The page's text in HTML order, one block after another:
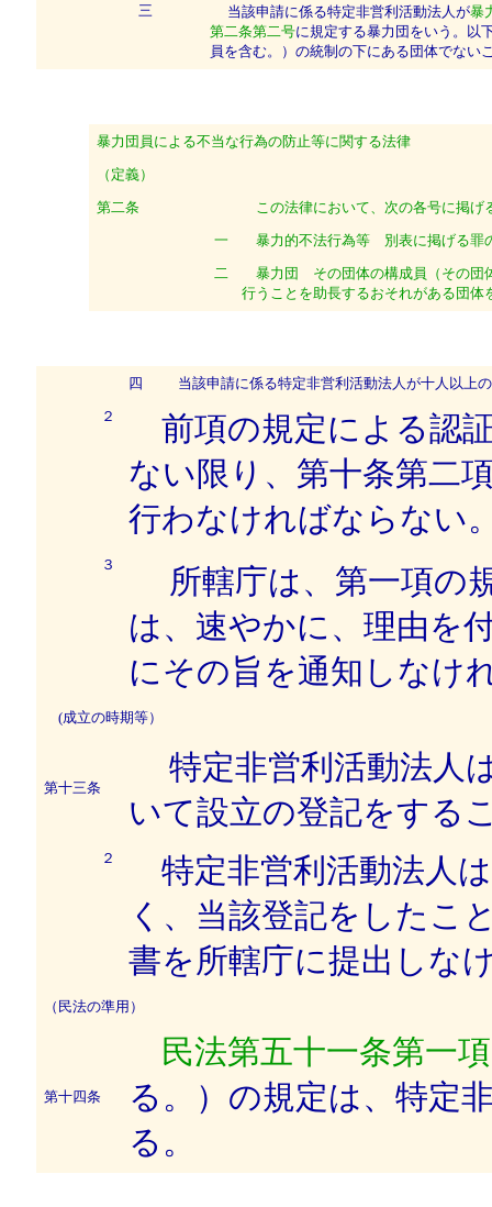
三
当該申請に係る特定非営利活動法人が暴
第二条第二号に規定する暴力団をいう。以
員を含む。）の統制の下にある団体でない
暴力団員による不当な行為の防止等に関する法律
（定義）
第二条
この法律において、次の各号に掲げ
一
暴力的不法行為等 別表に掲げる罪
二
暴力団 その団体の構成員（その団
行うことを助長するおそれがある団体
四
当該申請に係る特定非営利活動法人が十人以上
２
前項の規定による認
ない限り、第十条第二
行わなければなら
３
所轄庁は、第一項の
は、速やかに、理由を
にその旨を通知しなけ
(成立の時期等）
第十三条
特定非営利活動法人
いて設立の登記をする
２
特定非営利活動法人
く、当該登記をしたこ
書を所轄庁に提出しな
（民法の準用）
第十四条
民法第五十一条第一項
る。）の規定は、特定
る。